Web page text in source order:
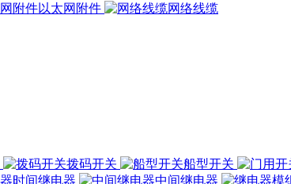
以太网附件 网络线缆
拨码开关 船型开关
时间继电器 中间继电器